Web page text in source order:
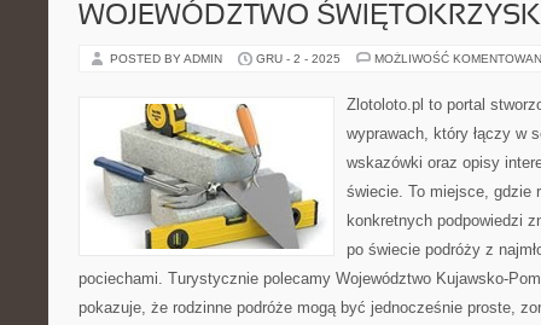
WOJEWÓDZTWO
POSTED BY ADMIN GRU - 2 - 2025 MOŻLIWOŚĆ
Zlotoloto.pl to portal
wyprawach, który łączy w
wskazówki oraz opisy
świecie. To miejsce, gdzie
konkretnych podpowiedzi
po świecie podróży z
pociechami. Turystycznie polecamy Województwo Kujawsko-
pokazuje, że rodzinne podróże mogą być jednocześnie proste,